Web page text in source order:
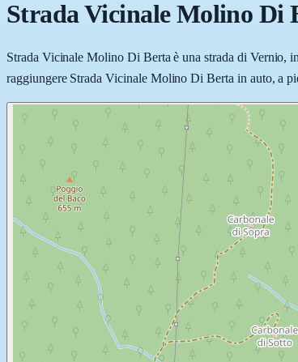
Strada Vicinale Molino Di
Strada Vicinale Molino Di Berta è una strada di Vernio,
raggiungere Strada Vicinale Molino Di Berta in auto, a